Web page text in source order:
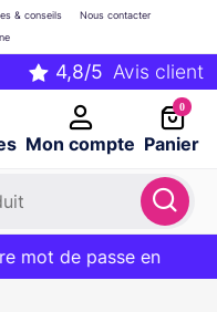
Mon compte
& conseils
Nous contacter
0
Panier
sur votre panier
le codeBIENVENUE
de passe en